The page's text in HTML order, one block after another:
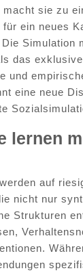
sie zu
ein neues
Simulation
das
und
eine neue
lernen
auf
nicht nur
Strukturen